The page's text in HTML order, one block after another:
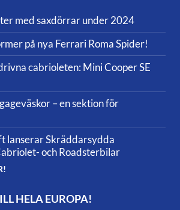
med saxdörrar under 2024
på nya Ferrari Roma Spider!
cabrioleten: Mini Cooper SE
– en sektion för
lanserar Skräddarsydda
och Roadsterbilar
HELA EUROPA!